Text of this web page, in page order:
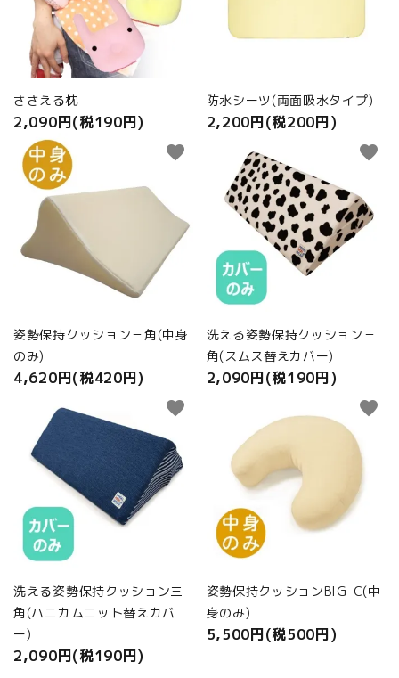
ささえる枕
2,090円(税190円)
防水シーツ(両面吸水タイプ)
2,200円(税200円)
姿勢保持クッション三角(中身
のみ)
4,620円(税420円)
favorite
洗える姿勢保持クッション三
角(スムス替えカバー)
2,090円(税190円)
favorite
洗える姿勢保持クッション三
角(ハニカムニット替えカバ
ー)
2,090円(税190円)
favorite
姿勢保持クッションBIG-C(中
身のみ)
5,500円(税500円)
favorite